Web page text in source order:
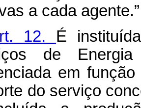
a cada
12. É
de
em
do serviço